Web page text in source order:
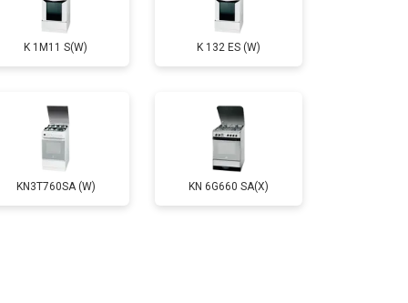
2600 ₽ Заказать
K 1M11 S(W) K 132 ES (W)
KN3T760SA (W) KN 6G660 SA(X)